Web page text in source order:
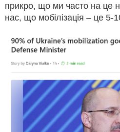
прикро, що ми часто на це
нас, що мобілізація – це 5-